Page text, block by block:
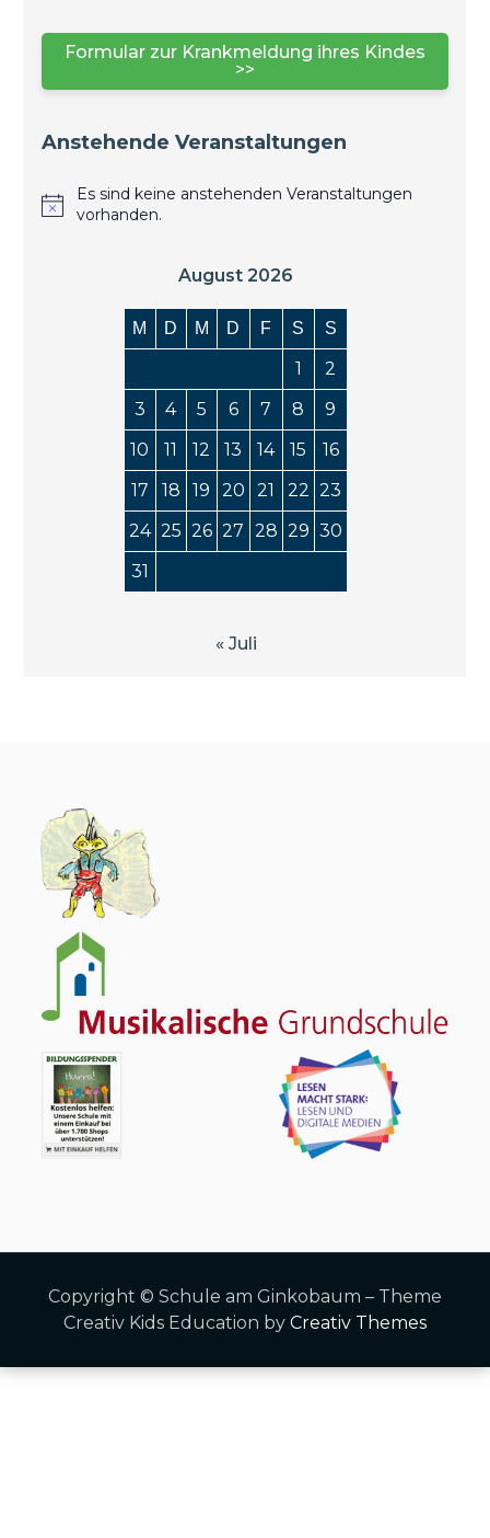
Formular zur Krankmeldung ihres Kindes
>>
Anstehende Veranstaltungen
Es sind keine anstehenden Veranstaltungen
vorhanden.
August 2026
M D M D F S S
1
2
3
4 5 6 7 8
9
10
11 12 13 14 15
16
17
18 19 20 21 22 23
24 25 26 27 28 29 30
31
« Juli
Copyright © Schule am Ginkobaum – Theme
Creativ Kids Education by Creativ Themes